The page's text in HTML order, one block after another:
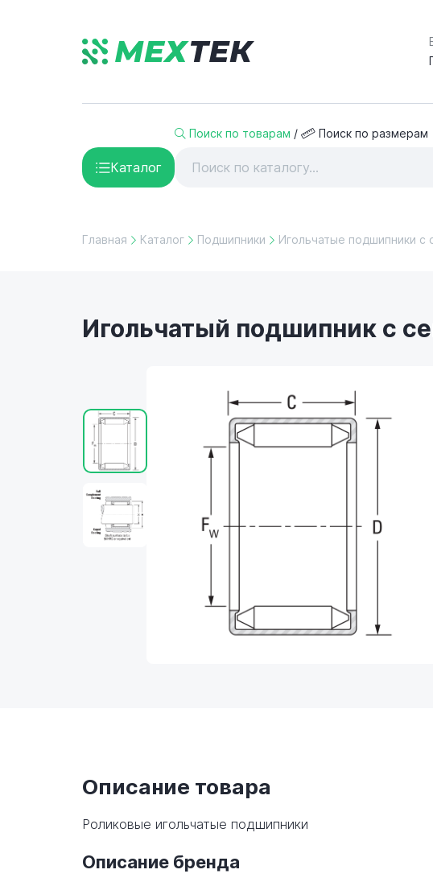
Каталог
Поиск по товарам / Поиск по размерам
Главная Каталог Подшипники Игольчатые подшипники с
Игольчатый подшипник с
Описание товара
Роликовые игольчатые подшипники
Описание бренда